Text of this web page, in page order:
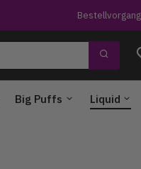
Bestellvorgang
Big Puffs Liquid